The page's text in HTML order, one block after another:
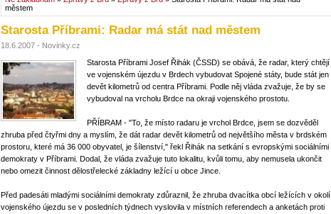
městem
Starosta Příbrami: Radar má stát nad městem
18.6.2007 - Novinky.cz
Starosta Příbrami Josef Řihák (ČSSD) se obává, že radar, který chtějí
ve vojenském újezdu v Brdech vybudovat Spojené státy, bude stát jen
devět kilometrů od centra Příbrami. Podle něj vláda zvažuje, že by se
vybudoval na vrcholu Brdce na okraji vojenského prostotu.
PŘÍBRAM - "To, že místo radaru je vrchol Brdce, jsem se dozvěděl
zhruba před čtyřmi dny a myslím, že dát radar devět kilometrů od největšího města v brdském
prostoru, které má 36 000 obyvatel, je šílenství," řekl Řihák na setkání s evropskými sociálními
demokraty v Příbrami. Dodal, že vláda zvažuje tuto lokalitu, kvůli tomu, aby nemusela ukončit
nebo omezit činnost dělostřelecké základny ležící u obce Jince.
Před padesáti mladými sociálními demokraty zdůraznil, že zhruba dvacítka obcí ležících v okolí
vojenského újezdu se v posledních týdnech vyslovila v místních referendech a anketách proti